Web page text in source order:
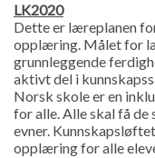
LK2020
Dette er læreplanen
opplæring. Målet for
grunnleggende
aktivt del i
Norsk skole er en
for alle. Alle skal få de
evner.
opplæring for alle